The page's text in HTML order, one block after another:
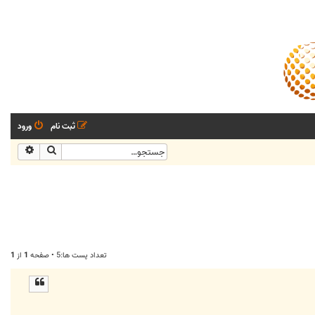
ورود
ثبت نام
جستجو
تعداد پست ها:5 • صفحه 1 از 1